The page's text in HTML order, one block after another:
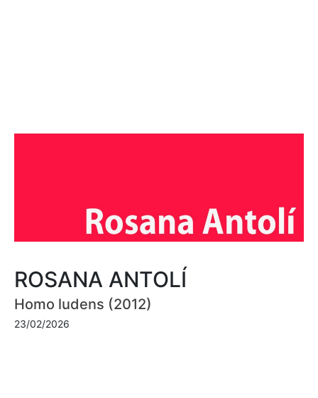
ROSANA ANTOLÍ
Homo ludens (2012)
23/02/2026